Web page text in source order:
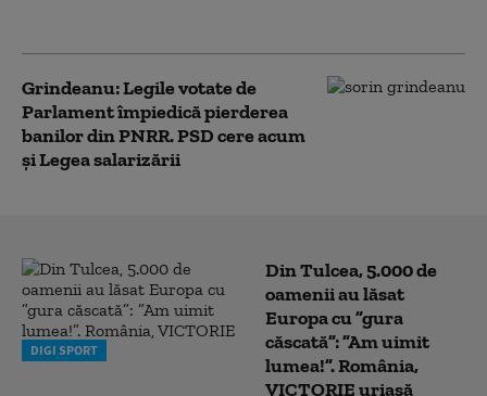
Grindeanu: Legile votate de
Parlament împiedică pierderea
banilor din PNRR. PSD cere acum
și Legea salarizării
DIGI SPORT
Din Tulcea, 5.000 de
oamenii au lăsat
Europa cu ”gura
căscată”: ”Am uimit
lumea!”. România,
VICTORIE uriașă